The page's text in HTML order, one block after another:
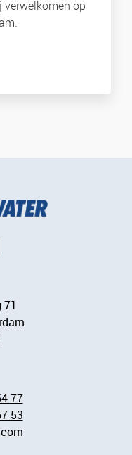
verwelkomen op
71
77
53